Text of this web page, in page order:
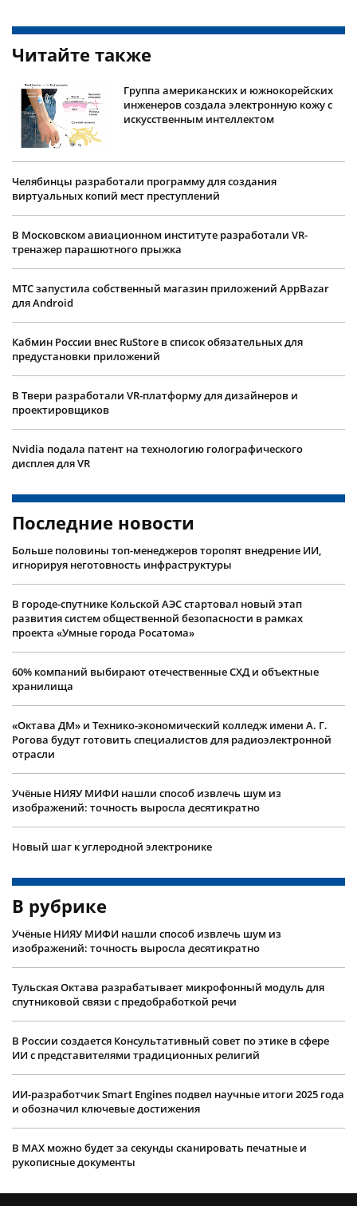
Читайте также
Группа американских и южнокорейских
инженеров создала электронную кожу с
искусственным интеллектом
Челябинцы разработали программу для создания
виртуальных копий мест преступлений
В Московском авиационном институте разработали VR-
тренажер парашютного прыжка
МТС запустила собственный магазин приложений AppBazar
для Android
Кабмин России внес RuStore в список обязательных для
предустановки приложений
В Твери разработали VR-платформу для дизайнеров и
проектировщиков
Nvidia подала патент на технологию голографического
дисплея для VR
Последние новости
Больше половины топ-менеджеров торопят внедрение ИИ,
игнорируя неготовность инфраструктуры
В городе-спутнике Кольской АЭС стартовал новый этап
развития систем общественной безопасности в рамках
проекта «Умные города Росатома»
60% компаний выбирают отечественные СХД и объектные
хранилища
«Октава ДМ» и Технико-экономический колледж имени А. Г.
Рогова будут готовить специалистов для радиоэлектронной
отрасли
Учëные НИЯУ МИФИ нашли способ извлечь шум из
изображений: точность выросла десятикратно
Новый шаг к углеродной электронике
В рубрике
Учëные НИЯУ МИФИ нашли способ извлечь шум из
изображений: точность выросла десятикратно
Тульская Октава разрабатывает микрофонный модуль для
спутниковой связи с предобработкой речи
В России создается Консультативный совет по этике в сфере
ИИ с представителями традиционных религий
ИИ-разработчик Smart Engines подвел научные итоги 2025 года
и обозначил ключевые достижения
В MAX можно будет за секунды сканировать печатные и
рукописные документы